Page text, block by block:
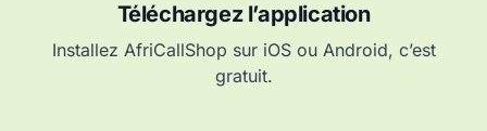
Téléchargez l’application
Installez AfriCallShop sur iOS ou Android, c’est
gratuit.